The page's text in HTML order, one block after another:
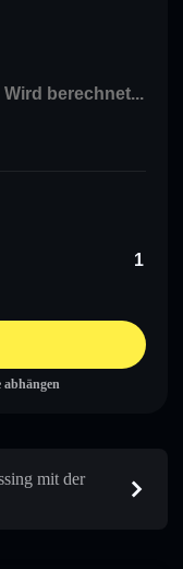
abhängen
mit der